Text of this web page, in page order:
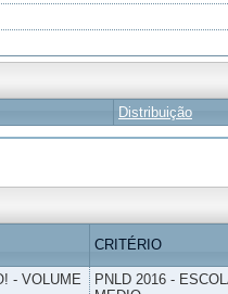
Distribuição
CRITÉRIO
- VOLUME
PNLD 2016 -